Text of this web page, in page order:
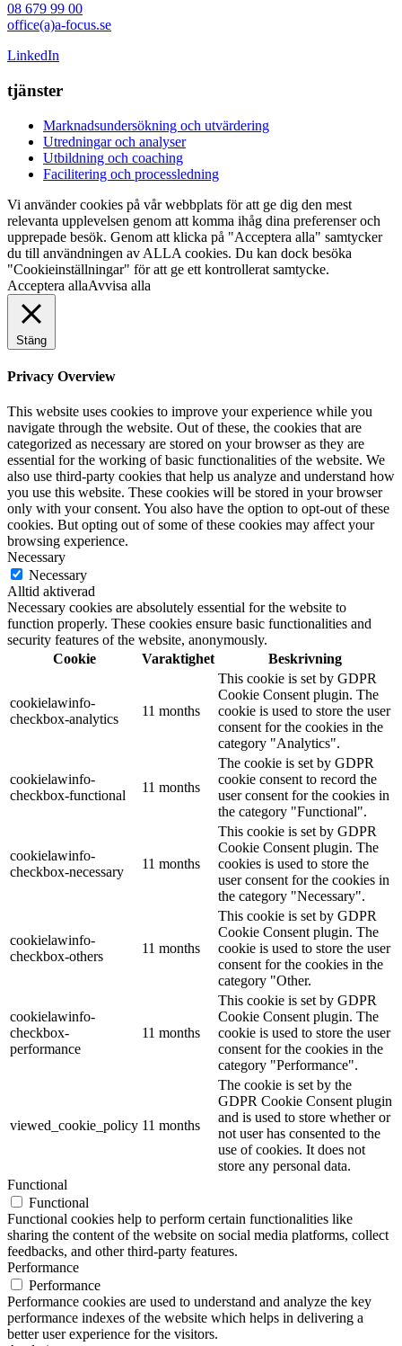
08 679 99 00
office(a)a-focus.se
LinkedIn
tjänster
Marknadsundersökning och utvärdering
Utredningar och analyser
Utbildning och coaching
Facilitering och processledning
Vi använder cookies på vår webbplats för att ge dig den mest
relevanta upplevelsen genom att komma ihåg dina preferenser och
upprepade besök. Genom att klicka på "Acceptera alla" samtycker
du till användningen av ALLA cookies. Du kan dock besöka
"Cookieinställningar" för att ge ett kontrollerat samtycke.
Acceptera allaAvvisa alla
Stäng
Privacy Overview
This website uses cookies to improve your experience while you
navigate through the website. Out of these, the cookies that are
categorized as necessary are stored on your browser as they are
essential for the working of basic functionalities of the website. We
also use third-party cookies that help us analyze and understand how
you use this website. These cookies will be stored in your browser
only with your consent. You also have the option to opt-out of these
cookies. But opting out of some of these cookies may affect your
browsing experience.
Necessary
Necessary
Alltid aktiverad
Necessary cookies are absolutely essential for the website to
function properly. These cookies ensure basic functionalities and
security features of the website, anonymously.
Cookie
Varaktighet Beskrivning
cookielawinfo-
checkbox-analytics
11 months
This cookie is set by GDPR
Cookie Consent plugin. The
cookie is used to store the user
consent for the cookies in the
category "Analytics".
cookielawinfo-
checkbox-functional
11 months
The cookie is set by GDPR
cookie consent to record the
user consent for the cookies in
the category "Functional".
cookielawinfo-
checkbox-necessary
11 months
This cookie is set by GDPR
Cookie Consent plugin. The
cookies is used to store the
user consent for the cookies in
the category "Necessary".
cookielawinfo-
checkbox-others
11 months
This cookie is set by GDPR
Cookie Consent plugin. The
cookie is used to store the user
consent for the cookies in the
category "Other.
cookielawinfo-
checkbox-
performance
11 months
This cookie is set by GDPR
Cookie Consent plugin. The
cookie is used to store the user
consent for the cookies in the
category "Performance".
viewed_cookie_policy 11 months
The cookie is set by the
GDPR Cookie Consent plugin
and is used to store whether or
not user has consented to the
use of cookies. It does not
store any personal data.
Functional
Functional
Functional cookies help to perform certain functionalities like
sharing the content of the website on social media platforms, collect
feedbacks, and other third-party features.
Performance
Performance
Performance cookies are used to understand and analyze the key
performance indexes of the website which helps in delivering a
better user experience for the visitors.